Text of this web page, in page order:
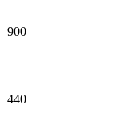
900
440